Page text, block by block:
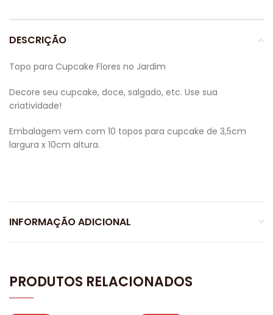
DESCRIÇÃO
Topo para Cupcake Flores no Jardim
Decore seu cupcake, doce, salgado, etc. Use sua
criatividade!
Embalagem vem com 10 topos para cupcake de 3,5cm
largura x 10cm altura.
INFORMAÇÃO ADICIONAL
PRODUTOS RELACIONADOS